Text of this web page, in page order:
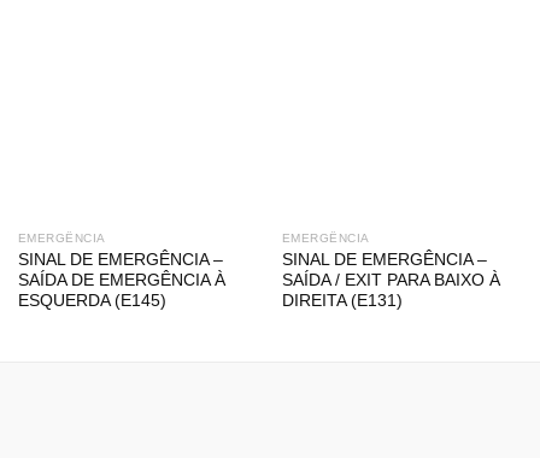
EMERGÊNCIA
SINAL DE EMERGÊNCIA –
SAÍDA DE EMERGÊNCIA À
ESQUERDA (E145)
EMERGÊNCIA
SINAL DE EMERGÊNCIA –
SAÍDA / EXIT PARA BAIXO À
DIREITA (E131)